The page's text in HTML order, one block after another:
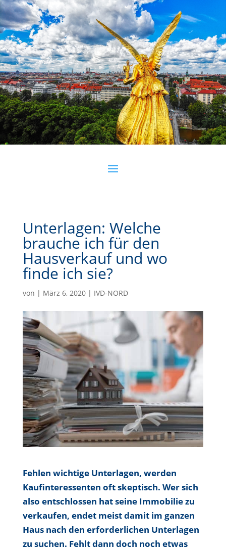
Unterlagen: Welche
brauche ich für den
Hausverkauf und wo
finde ich sie?
von | März 6, 2020| IVD-NORD
Fehlen wichtige Unterlagen, werden
Kaufinteressenten oft skeptisch. Wer sich
also entschlossen hat seine Immobilie zu
verkaufen, endet meist damit im ganzen
Haus nach den erforderlichen Unterlagen
zu suchen. Fehlt dann doch noch etwas